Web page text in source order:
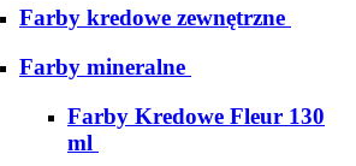
Farby kredowe zewnętrzne
Farby mineralne
Farby Kredowe Fleur 130
ml